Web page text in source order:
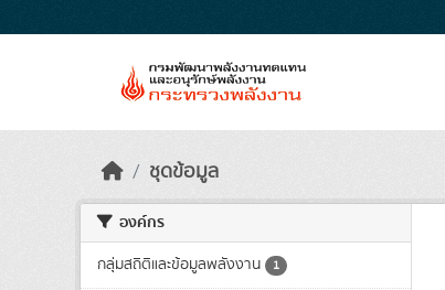
ชุดข้อมูล
องค์กร
กลุ่มสถิติและข้อมูลพลังงาน 1